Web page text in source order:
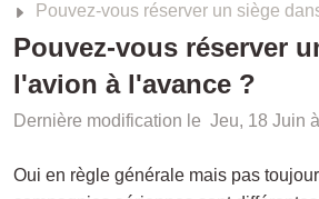
Pouvez-vous réserver un siège dans
Pouvez-vous réserver
l'avion à l'avance ?
Dernière modification le Jeu, 18 Juin
Oui en règle générale mais pas